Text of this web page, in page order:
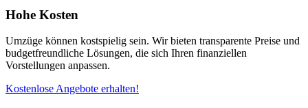
Hohe Kosten
Umzüge können kostspielig sein. Wir bieten transparente Preise und
budgetfreundliche Lösungen, die sich Ihren finanziellen
Vorstellungen anpassen.
Kostenlose Angebote erhalten!